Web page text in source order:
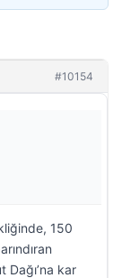
#10154
150
Dağı’na kar